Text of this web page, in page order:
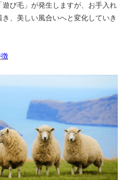
び毛」が発生しますが、お手入れ
、美しい風合いへと変化していき